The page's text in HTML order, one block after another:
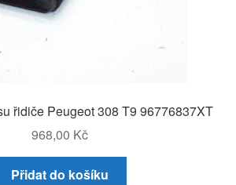
řidiče Peugeot 308 T9 96776837XT
968,00 Kč
Přidat do košíku